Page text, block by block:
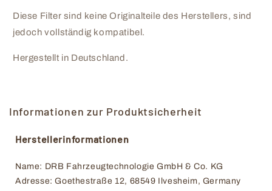
Diese Filter sind keine Originalteile des Herstellers, sind
jedoch vollständig kompatibel.
Hergestellt in Deutschland.
Informationen zur Produktsicherheit
Herstellerinformationen
Name: DRB Fahrzeugtechnologie GmbH & Co. KG
Adresse: Goethestraße 12, 68549 Ilvesheim, Germany